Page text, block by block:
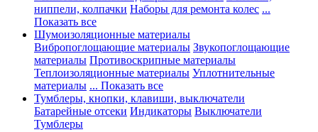
ниппели, колпачки Наборы для ремонта колес ...
Показать все
Шумоизоляционные материалы
Вибропоглощающие материалы Звукопоглощающие
материалы Противоскрипные материалы
Теплоизоляционные материалы Уплотнительные
материалы ... Показать все
Тумблеры, кнопки, клавиши, выключатели
Батарейные отсеки Индикаторы Выключатели
Тумблеры